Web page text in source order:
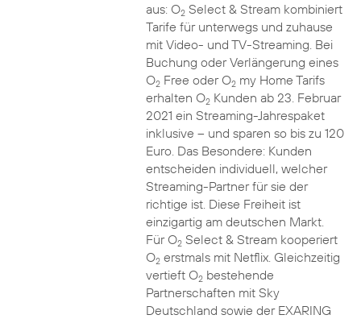
aus: O2Select & Stream kombiniert
Tarife für unterwegs und zuhause
mit Video- und TV-Streaming. Bei
Buchung oder Verlängerung eines
O2Free oder O2my Home Tarifs
erhalten O2Kunden ab 23. Februar
2021 ein Streaming-Jahrespaket
inklusive – und sparen so bis zu 120
Euro. Das Besondere: Kunden
entscheiden individuell, welcher
Streaming-Partner für sie der
richtige ist. Diese Freiheit ist
einzigartig am deutschen Markt.
Für O2Select & Stream kooperiert
O2erstmals mit Netflix. Gleichzeitig
vertieft O2bestehende
Partnerschaften mit Sky
Deutschland sowie der EXARING